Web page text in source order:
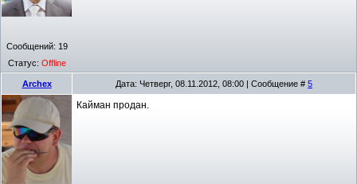
Сообщений: 19
Статус: Offline
Archex Дата: Четверг, 08.11.2012, 08:00 | Сообщение # 5
Кайман продан.